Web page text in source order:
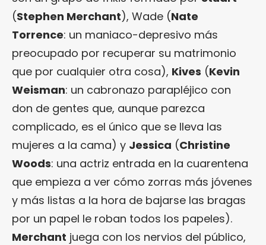
(Stephen Merchant), Wade (Nate
Torrence: un maniaco-depresivo más
preocupado por recuperar su matrimonio
que por cualquier otra cosa), Kives (Kevin
Weisman: un cabronazo parapléjico con
don de gentes que, aunque parezca
complicado, es el único que se lleva las
mujeres a la cama) y Jessica (Christine
Woods: una actriz entrada en la cuarentena
que empieza a ver cómo zorras más jóvenes
y más listas a la hora de bajarse las bragas
por un papel le roban todos los papeles).
Merchant juega con los nervios del público,